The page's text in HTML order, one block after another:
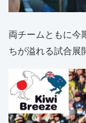
両チームともに今
ちが溢れる試合展